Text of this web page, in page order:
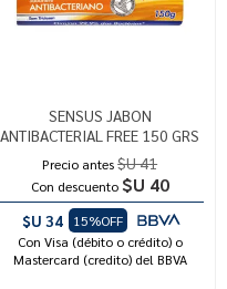
SENSUS JABON
ANTIBACTERIAL FREE 150 GRS
Precio antes$U 41
Con descuento $U 40
$U 34
15%OFF
Con Visa (débito o crédito) o
Mastercard (credito) del BBVA